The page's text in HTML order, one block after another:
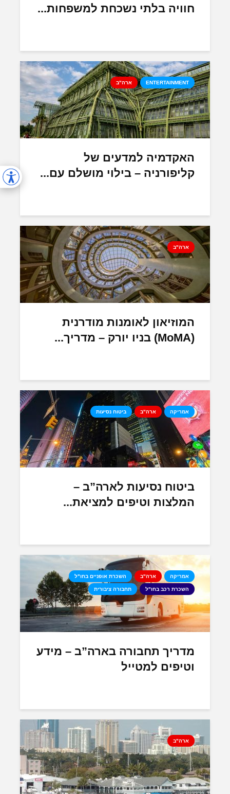
חוויה בלתי נשכחת למשפחות...
ENTERTAINMENT ארה"ב
האקדמיה למדעים של
קליפורניה – בילוי מושלם עם...
ארה"ב
המוזיאון לאומנות מודרנית
(MoMA) בניו יורק – מדריך...
אמריקה ארה"ב ביטוח נסיעות
ביטוח נסיעות לארה”ב –
המלצות וטיפים למציאת...
אמריקה ארה"ב השכרת אופניים בחו"ל
השכרת רכב בחו"ל תחבורה ציבורית
מדריך תחבורה בארה”ב – מידע
וטיפים למטייל
ארה"ב